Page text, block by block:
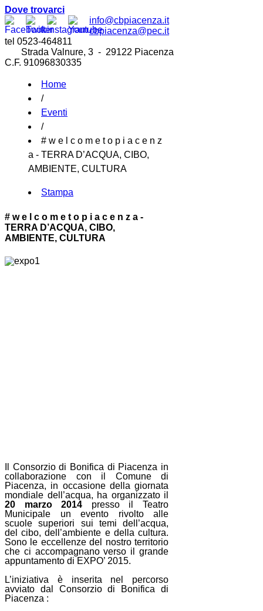
Dove trovarci
info@cbpiacenza.it
cbpiacenza@pec.it
tel 0523-464811
Strada Valnure, 3 - 29122 Piacenza
C.F. 91096830335
Home
/
Eventi
/
# w e l c o m e t o p i a c e n z
a - TERRA D’ACQUA, CIBO,
AMBIENTE, CULTURA
Stampa
# w e l c o m e t o p i a c e n z a -
TERRA D’ACQUA, CIBO,
AMBIENTE, CULTURA
Il Consorzio di Bonifica di Piacenza in
collaborazione con il Comune di
Piacenza, in occasione della giornata
mondiale dell’acqua, ha organizzato il
20 marzo 2014 presso il Teatro
Municipale un evento rivolto alle
scuole superiori sui temi dell’acqua,
del cibo, dell’ambiente e della cultura.
Sono le eccellenze del nostro territorio
che ci accompagnano verso il grande
appuntamento di EXPO’ 2015.
L’iniziativa è inserita nel percorso
avviato dal Consorzio di Bonifica di
Piacenza :